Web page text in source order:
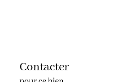
Contacter